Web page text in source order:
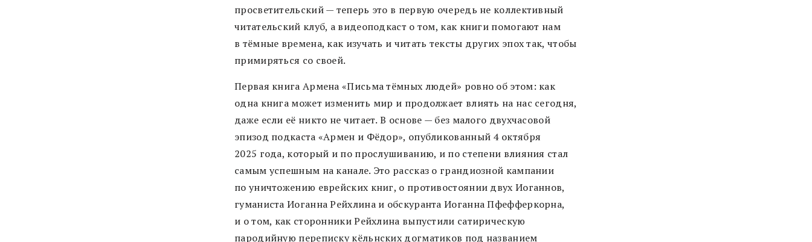
просветительский — теперь это в первую очередь не коллективный
читательский клуб, а видеоподкаст о том, как книги помогают нам
в тёмные времена, как изучать и читать тексты других эпох так, чтобы
примиряться со своей.
Первая книга Армена «Письма тёмных людей» ровно об этом: как
одна книга может изменить мир и продолжает влиять на нас сегодня,
даже если её никто не читает. В основе — без малого двухчасовой
эпизод подкаста «Армен и Фёдор», опубликованный 4 октября
2025 года, который и по прослушиванию, и по степени влияния стал
самым успешным на канале. Это рассказ о грандиозной кампании
по уничтожению еврейских книг, о противостоянии двух Иоганнов,
гуманиста Иоганна Рейхлина и обскуранта Иоганна Пфефферкорна,
и о том, как сторонники Рейхлина выпустили сатирическую
пародийную переписку кёльнских догматиков под названием